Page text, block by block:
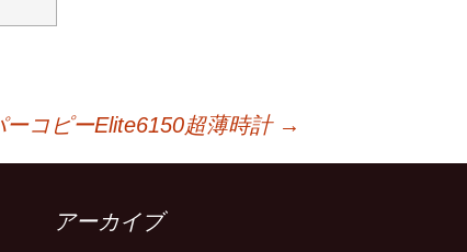
ーコピーElite6150超薄時計 →
アーカイブ